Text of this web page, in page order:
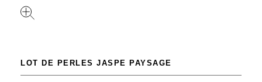
LOT DE PERLES JASPE PAYSAGE